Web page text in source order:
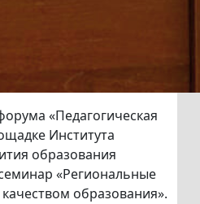
«Педагогическая
Института
образования
«Региональные
образования».